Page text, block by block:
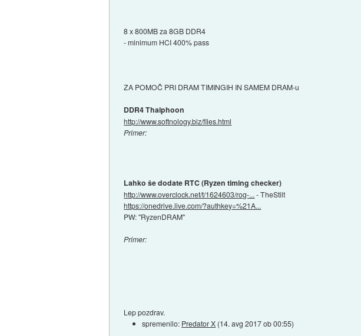
8 x 800MB za 8GB DDR4
- minimum HCI 400% pass
ZA POMOČ PRI DRAM TIMINGIH IN SAMEM DRAM-u
DDR4 Thaiphoon
http://www.softnology.biz/files.html
Primer:
Lahko še dodate RTC (Ryzen timing checker)
http://www.overclock.net/t/1624603/rog-... - TheStilt
https://onedrive.live.com/?authkey=%21A...
PW: "RyzenDRAM"
Primer:
Lep pozdrav.
spremenilo: Predator X (14. avg 2017 ob 00:55)